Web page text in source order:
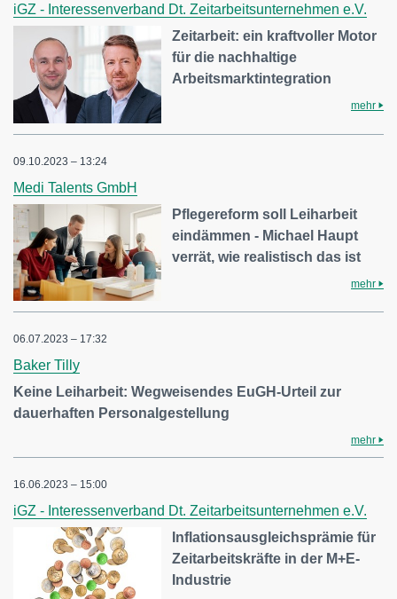
iGZ - Interessenverband Dt. Zeitarbeitsunternehmen e.V.
Zeitarbeit: ein kraftvoller Motor
für die nachhaltige
Arbeitsmarktintegration
mehr
09.10.2023 – 13:24
Medi Talents GmbH
Pflegereform soll Leiharbeit
eindämmen - Michael Haupt
verrät, wie realistisch das ist
mehr
06.07.2023 – 17:32
Baker Tilly
Keine Leiharbeit: Wegweisendes EuGH-Urteil zur
dauerhaften Personalgestellung
mehr
16.06.2023 – 15:00
iGZ - Interessenverband Dt. Zeitarbeitsunternehmen e.V.
Inflationsausgleichsprämie für
Zeitarbeitskräfte in der M+E-
Industrie